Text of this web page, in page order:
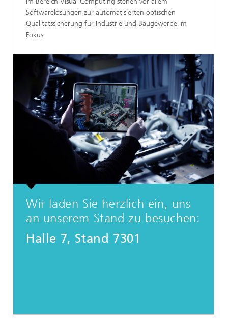
Softwarelösungen zur automatisierten optischen
Qualitätssicherung für Industrie und Baugewerbe im
Fokus.
Wir laden Sie herzlich ein, uns
an unserem Stand zu besuchen:
Halle 7, Stand 7301